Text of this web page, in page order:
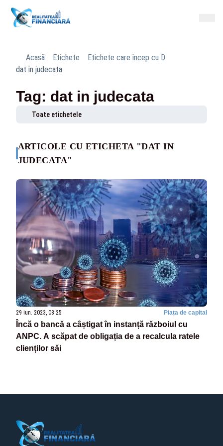
Acasă Etichete
Etichete care încep cu D
dat in judecata
Tag: dat in judecata
Toate etichetele
ARTICOLE CU ETICHETA "DAT IN
JUDECATA"
29 iun. 2023, 08:25 Piața de capital
Încă o bancă a câștigat în instanță războiul cu
ANPC. A scăpat de obligația de a recalcula ratele
clienților săi